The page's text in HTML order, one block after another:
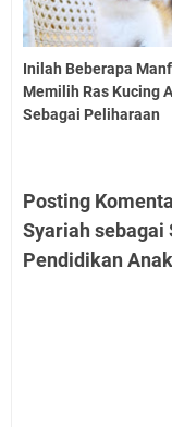
Inilah Beberapa
Memilih Ras Kucing
Sebagai Peliharaan
Posting
Syariah sebagai
Pendidikan